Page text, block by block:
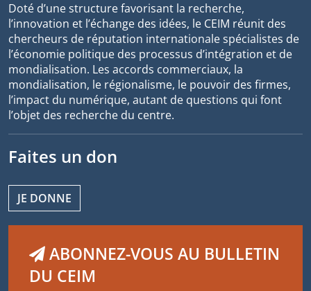
Doté d’une structure favorisant la recherche,
l’innovation et l’échange des idées, le CEIM réunit des
chercheurs de réputation internationale spécialistes de
l’économie politique des processus d’intégration et de
mondialisation. Les accords commerciaux, la
mondialisation, le régionalisme, le pouvoir des firmes,
l’impact du numérique, autant de questions qui font
l’objet des recherche du centre.
Faites un don
JE DONNE
ABONNEZ-VOUS AU BULLETIN
DU CEIM